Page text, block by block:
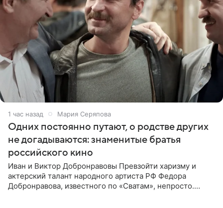
1 час назад Мария Серяпова
Одних постоянно путают, о родстве других
не догадываются: знаменитые братья
российского кино
Иван и Виктор Добронравовы Превзойти харизму и
актерский талант народного артиста РФ Федора
Добронравова, известного по «Сватам», непросто.